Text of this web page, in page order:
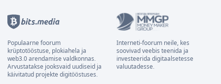
Populaarne foorum
krüptotööstuse, plokiahela ja
web3.0 arendamise valdkonnas.
Arvustatakse jooksvaid uudiseid ja
käivitatud projekte digitööstuses.
Interneti-foorum neile, kes
soovivad veebis teenida ja
investeerida digitaalsetesse
valuutadesse.